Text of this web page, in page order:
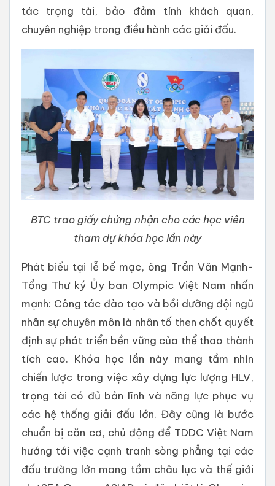
tác trọng tài, bảo đảm tính khách quan,
chuyên nghiệp trong điều hành các giải đấu.
BTC trao giấy chứng nhận cho các học viên
tham dự khóa học lần này
Phát biểu tại lễ bế mạc, ông Trần Văn Mạnh-
Tổng Thư ký Ủy ban Olympic Việt Nam nhấn
mạnh: Công tác đào tạo và bồi dưỡng đội ngũ
nhân sự chuyên môn là nhân tố then chốt quyết
định sự phát triển bền vững của thể thao thành
tích cao. Khóa học lần này mang tầm nhìn
chiến lược trong việc xây dựng lực lượng HLV,
trọng tài có đủ bản lĩnh và năng lực phục vụ
các hệ thống giải đấu lớn. Đây cũng là bước
chuẩn bị căn cơ, chủ động để TDDC Việt Nam
hướng tới việc cạnh tranh sòng phẳng tại các
đấu trường lớn mang tầm châu lục và thế giới